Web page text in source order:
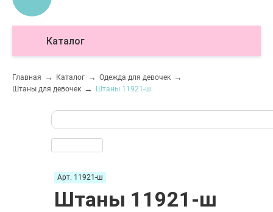
Каталог
Главная Каталог
Одежда для девочек
Штаны для девочек
Штаны 11921-ш
Арт. 11921-ш
Штаны 11921-ш